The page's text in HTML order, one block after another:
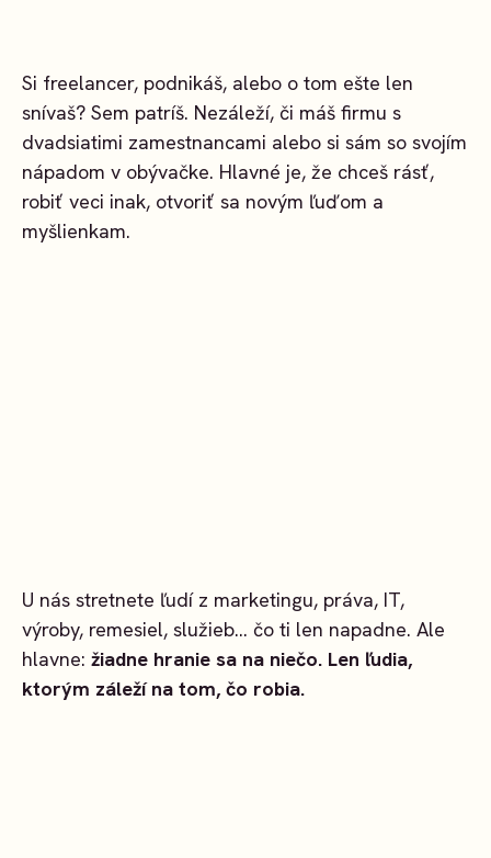
Si freelancer, podnikáš, alebo o tom ešte len
snívaš? Sem patríš. Nezáleží, či máš firmu s
dvadsiatimi zamestnancami alebo si sám so svojím
nápadom v obývačke. Hlavné je, že chceš rásť,
robiť veci inak, otvoriť sa novým ľuďom a
myšlienkam.
U nás stretnete ľudí z marketingu, práva, IT,
výroby, remesiel, služieb… čo ti len napadne. Ale
hlavne: žiadne hranie sa na niečo. Len ľudia,
ktorým záleží na tom, čo robia.